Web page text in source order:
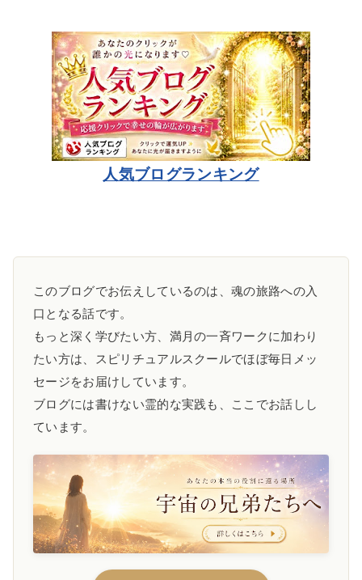
人気ブログランキング
このブログでお伝えしているのは、魂の旅路への入
口となる話です。
もっと深く学びたい方、満月の一斉ワークに加わり
たい方は、スピリチュアルスクールでほぼ毎日メッ
セージをお届けしています。
ブログには書けない霊的な実践も、ここでお話しし
ています。